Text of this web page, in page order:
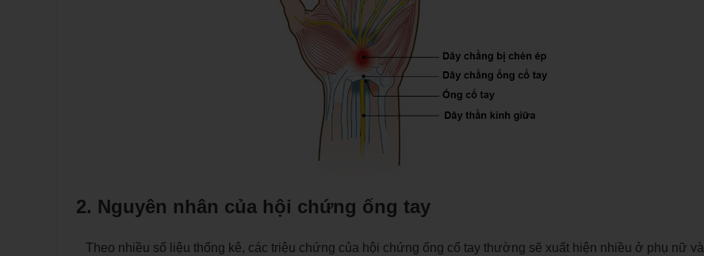
2. Nguyên nhân của hội chứng ống tay
Theo nhiều số liệu thống kê, các triệu chứng của hội chứng ống cổ tay thường sẽ xuất hiện nhiều ở phụ nữ và